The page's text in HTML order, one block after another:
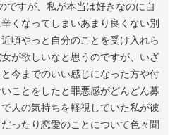
ですが、私が本当は好きなのに自
くなってしまいあまり良くない別
頃やっと自分のことを受け入れら
が欲しいなと思うのですが、いざ
今までのいい感じになった方や付
ことをしたと罪悪感がどんどん募
人の気持ちを軽視していた私が彼
ったり恋愛のことについて色々聞